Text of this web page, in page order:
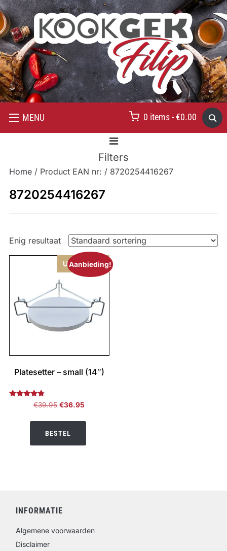
MENU 0 items - €0.00
Filters
Home/ Product EAN nr: / 8720254416267
8720254416267
Enig resultaat
Aanbieding!
Uitverkocht
Platesetter – small (14″)
Gewaardeerd
€39.95 Oorspronkelijke
€39.95.
€36.95
BESTEL
INFORMATIE
Algemene voorwaarden
Disclaimer